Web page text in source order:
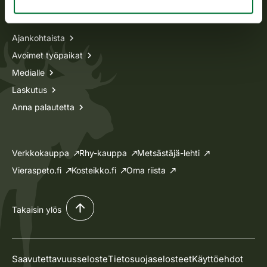
Tietoa meistä
Ajankohtaista
Avoimet työpaikat
Medialle
Laskutus
Anna palautetta
Verkkokauppa Rhy-kauppa
Metsästäjä-lehti
Vieraspeto.fi
Kosteikko.fi Oma riista
Takaisin ylös
SaavutettavuusselosteTietosuojaselosteetKäyttöehdot